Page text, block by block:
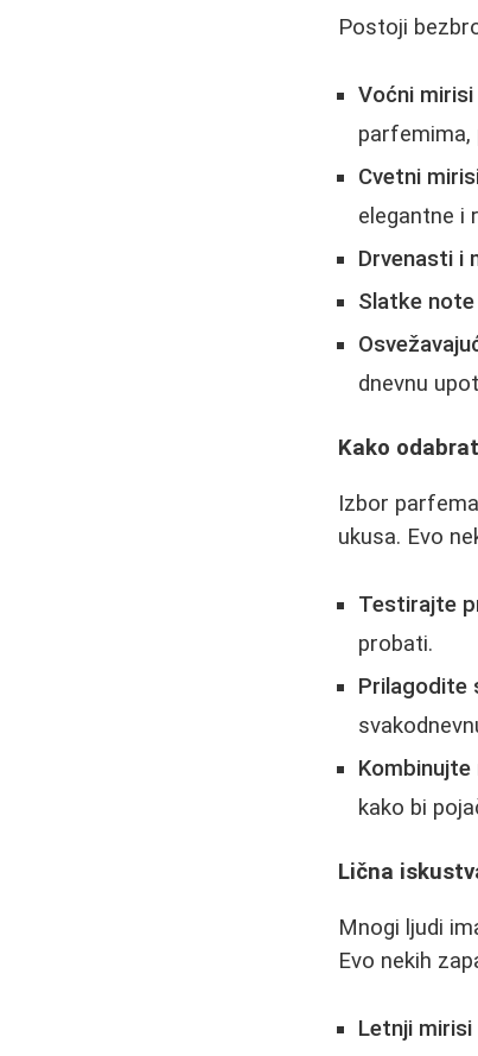
Postoji
Voćni mirisi
parfemima,
Cvetni
elegantne i
Drvenasti i
Slatke note
dnevnu
Kako
Izbor
ukusa. Evo
Testirajte
probati.
Prilagodite
Kombinujte
kako bi
Lična
Mnogi ljudi
Evo nekih
Letnji mirisi